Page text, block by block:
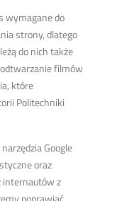
wymagane do
strony, dlatego
do nich także
filmów
które
Politechniki
Google
oraz
internautów z
Ochrony
Środowiska
93-005 Łódź ul.
Wólczańska 213
+48 42 631-37-
41 (dziekanat)